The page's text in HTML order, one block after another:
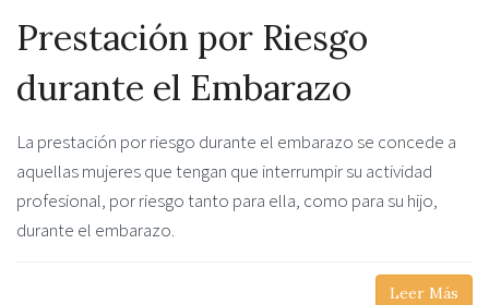
Prestación por Riesgo
durante el Embarazo
La prestación por riesgo durante el embarazo se concede a
aquellas mujeres que tengan que interrumpir su actividad
profesional, por riesgo tanto para ella, como para su hijo,
durante el embarazo.
Leer Más